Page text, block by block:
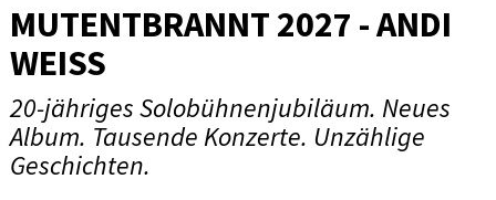
MUTENTBRANNT 2027 - ANDI
WEISS
20-jähriges Solobühnenjubiläum. Neues
Album. Tausende Konzerte. Unzählige
Geschichten.